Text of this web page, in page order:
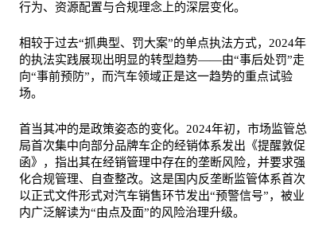
行为、资源配置与合规理念上的深层变化。
相较于过去“抓典型、罚大案”的单点执法方式，2024年
的执法实践展现出明显的转型趋势——由“事后处罚”走
向“事前预防”，而汽车领域正是这一趋势的重点试验
场。
首当其冲的是政策姿态的变化。2024年初，市场监管总
局首次集中向部分品牌车企的经销体系发出《提醒敦促
函》，指出其在经销管理中存在的垄断风险，并要求强
化合规管理、自查整改。这是国内反垄断监管体系首次
以正式文件形式对汽车销售环节发出“预警信号”，被业
内广泛解读为“由点及面”的风险治理升级。